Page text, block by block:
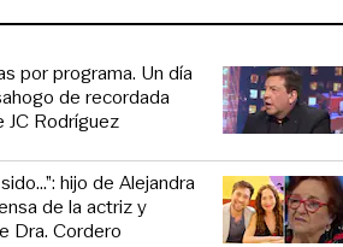
por programa. Un día
de recordada
JC Rodríguez
hijo de Alejandra
de la actriz y
Dra. Cordero